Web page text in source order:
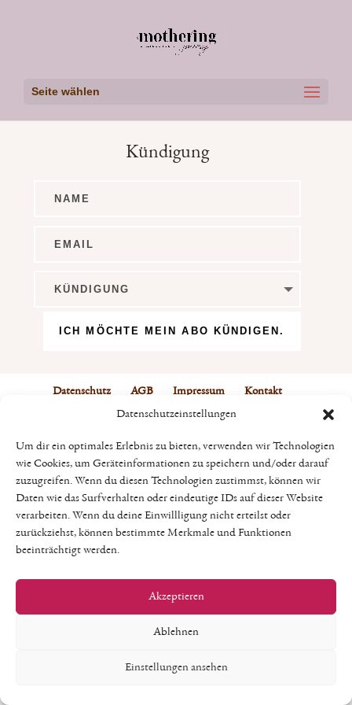
Datenschutzeinstellungen
Um dir ein optimales Erlebnis zu bieten, verwenden wir Technologien
wie Cookies, um Geräteinformationen zu speichern und/oder darauf
zuzugreifen. Wenn du diesen Technologien zustimmst, können wir
Daten wie das Surfverhalten oder eindeutige IDs auf dieser Website
verarbeiten. Wenn du deine Einwillligung nicht erteilst oder
zurückziehst, können bestimmte Merkmale und Funktionen
beeinträchtigt werden.
Akzeptieren
Ablehnen
Einstellungen ansehen
Seite wählen
Kündigung
ICH MÖCHTE MEIN ABO KÜNDIGEN.
Datenschutz AGB Impressum Kontakt